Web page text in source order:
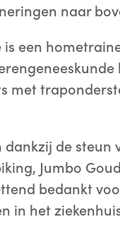
naar
een
met
de steun
Jumbo
bedankt
in het